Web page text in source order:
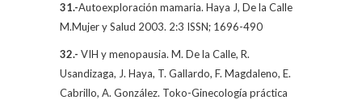
31.-Autoexploración mamaria. Haya J, De la Calle
M.Mujer y Salud 2003. 2:3 ISSN; 1696-490
32.- VIH y menopausia. M. De la Calle, R.
Usandizaga, J. Haya, T. Gallardo, F. Magdaleno, E.
Cabrillo, A. González. Toko-Ginecología práctica